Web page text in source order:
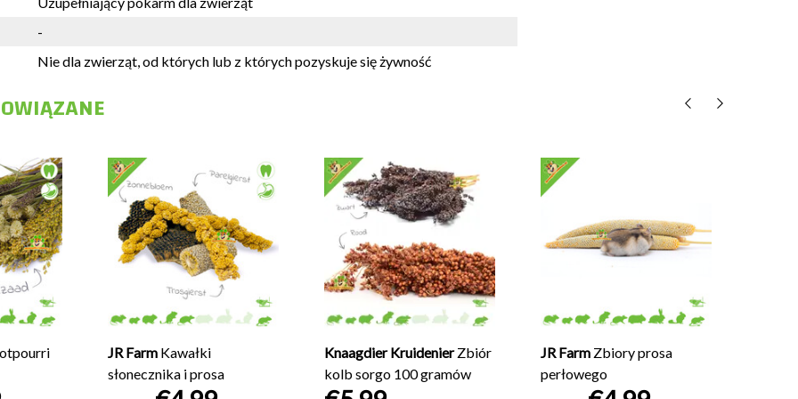
-
Nie dla zwierząt, od których lub z których pozyskuje się żywność
JR Farm Kawałki
słonecznika i prosa
Knaagdier Kruidenier Zbiór
kolb sorgo 100 gramów
JR Farm Zbiory prosa
perłowego